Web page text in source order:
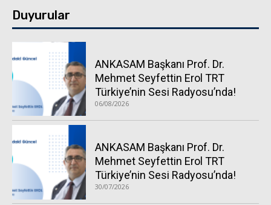
Duyurular
ANKASAM Başkanı Prof. Dr.
Mehmet Seyfettin Erol TRT
Türkiye’nin Sesi Radyosu’nda!
06/08/2026
ANKASAM Başkanı Prof. Dr.
Mehmet Seyfettin Erol TRT
Türkiye’nin Sesi Radyosu’nda!
30/07/2026